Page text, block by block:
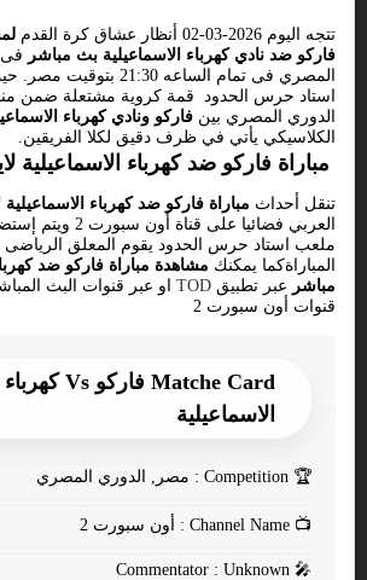
تتجه اليوم 2026-03-02 أنظار عشاق كرة القدم
فاركو ضد نادي كهرباء الاسماعيلية بث مباشر فى
المصري فى تمام الساعه
استاد حرس الحدود قمة كروية مشتعلة ضمن
الدوري المصري بين فاركو ونادي كهرباء
الكلاسيكي يأتي في ظرف دقيق لكلا الفريقين.
مباراة فاركو ضد كهرباء الاسماعيلية
تنقل أحداث مباراة فاركو ضد كهرباء الاسماعيلية
العربي فضائيا على
ملعب استاد حرس الحدود يقوم المعلق الرياضى
المباراةكما يمكنك مشاهدة مباراة فاركو ضد
مباشر عبر تطبيق TOD او عبر قنوات البث
قنوات أون سبورت 2
Matche Card فاركو Vs كهرباء
الاسماعيلية
🏆
📺
🎤